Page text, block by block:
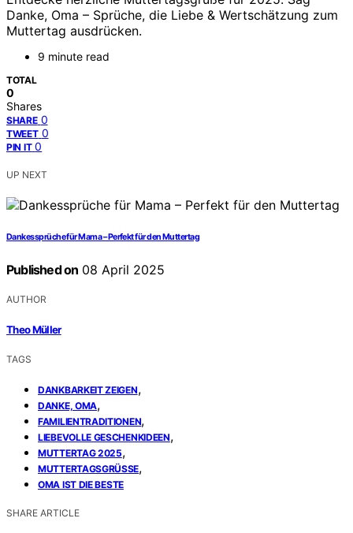
Danke, Oma – Sprüche, die Liebe & Wertschätzung zum
Muttertag ausdrücken.
9 minute read
TOTAL
0
Shares
SHARE 0
TWEET 0
PIN IT 0
UP NEXT
Dankessprüche für Mama – Perfekt für den Muttertag
Published on 08 April 2025
AUTHOR
Theo Müller
TAGS
DANKBARKEIT ZEIGEN,
DANKE, OMA,
FAMILIENTRADITIONEN,
LIEBEVOLLE GESCHENKIDEEN,
MUTTERTAG 2025,
MUTTERTAGSGRÜSSE ,
OMA IST DIE BESTE
SHARE ARTICLE